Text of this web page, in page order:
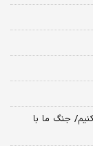
جنگ ما با